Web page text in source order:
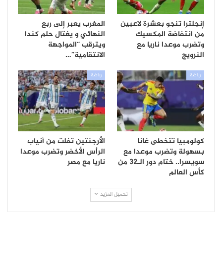
إنجلترا تنجو بعشرة لاعبين
من انتفاضة المكسيك
وتضرب موعدا ناريا مع
النرويج
المغرب يعبر إلى ربع
النهائي و يغتال حلم كندا
ويترقب “المواجهة
الانتقامية”…
رياضة
كولومبيا تتخطى غانا
بسهولة وتضرب موعدا مع
سويسرا.. ختام دور الـ32 من
كأس العالم
رياضة
الأرجنتين تفلت من أنياب
الرأس الأخضر وتضرب موعدا
ناريا مع مصر
تحميل المزيد